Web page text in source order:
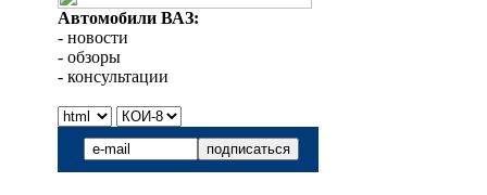
Автомобили ВАЗ:
- новости
- обзоры
- консультации